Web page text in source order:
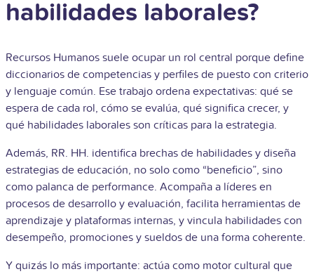
habilidades laborales?
Recursos Humanos suele ocupar un rol central porque define
diccionarios de competencias y perfiles de puesto con criterio
y lenguaje común. Ese trabajo ordena expectativas: qué se
espera de cada rol, cómo se evalúa, qué significa crecer, y
qué habilidades laborales son críticas para la estrategia.
Además, RR. HH. identifica brechas de habilidades y diseña
estrategias de educación, no solo como “beneficio”, sino
como palanca de performance. Acompaña a líderes en
procesos de desarrollo y evaluación, facilita herramientas de
aprendizaje y plataformas internas, y vincula habilidades con
desempeño, promociones y sueldos de una forma coherente.
Y quizás lo más importante: actúa como motor cultural que